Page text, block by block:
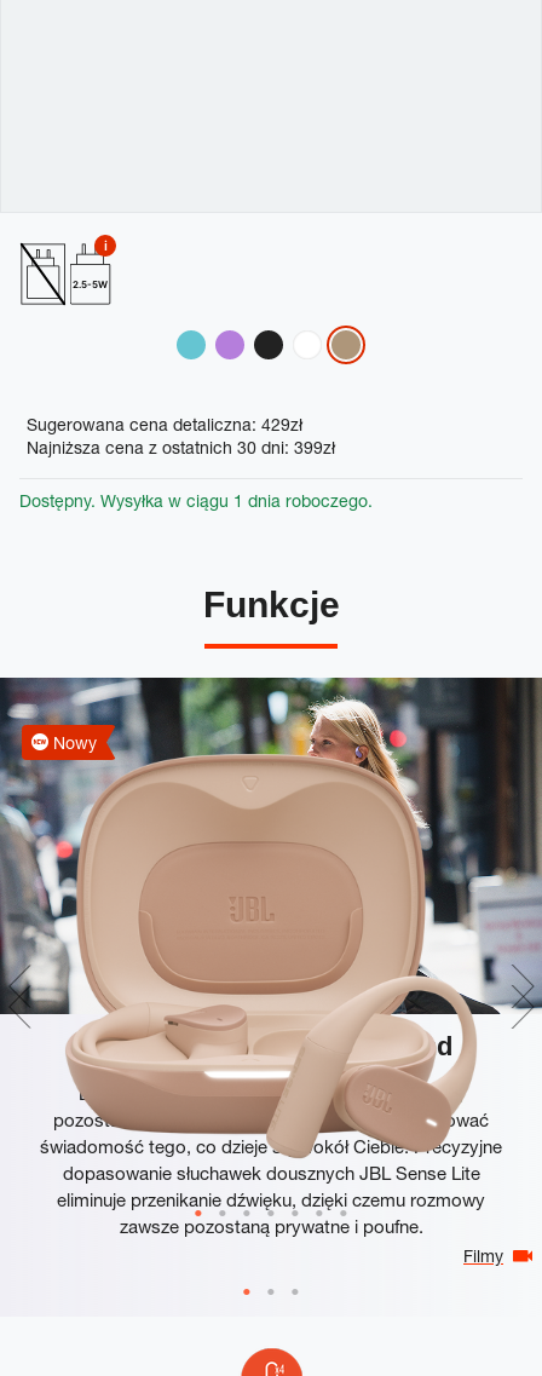
Promotions
Sugerowana cena detaliczna: 429zł
Najniższa cena z ostatnich 30 dni: 399zł
Dostępny. Wysyłka w ciągu 1 dnia roboczego.
2.5-5W
Nowy
Filmy
Funkcje
Technologia JBL OpenSound
Doświadcz czystego, dynamicznego brzmienia,
pozostawiając otwarty kanał słuchowy, aby zachować
świadomość tego, co dzieje się wokół Ciebie. Precyzyjne
dopasowanie słuchawek dousznych JBL Sense Lite
eliminuje przenikanie dźwięku, dzięki czemu rozmowy
zawsze pozostaną prywatne i poufne.